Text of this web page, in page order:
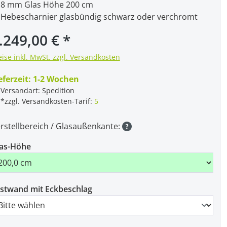
Preis: €
inkl. MwSt. zzgl. Versandkosten
1-2 Wochen
Versandart: Spedition
*zzgl. Versandkosten-Tarif: 5
8 mm Glas Höhe 200 cm
Hebescharnier glasbündig schwarz oder verchromt
/ Glasaußenkante:
Höhe
mit Eckbeschlag